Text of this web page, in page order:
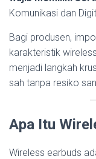
Komunikasi dan
Bagi produsen,
karakteristik
menjadi langkah
sah tanpa resiko
Apa Itu
Wireless earbuds